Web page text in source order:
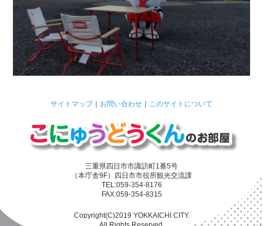
サイトマップ｜ お問い合わせ このサイトについて
三重県四日市市諏訪町1番5号
（本庁舎9F）四日市市役所観光交流課
TEL:059-354-8176
FAX:059-354-8315
Copyright(C)2019 YOKKAICHI CITY.